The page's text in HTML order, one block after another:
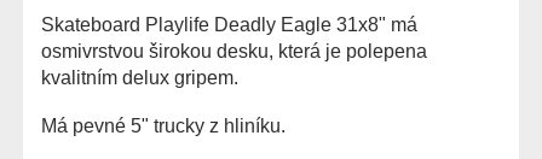
Skateboard Playlife Deadly Eagle 31x8" má
osmivrstvou širokou desku, která je polepena
kvalitním delux gripem.
Má pevné 5" trucky z hliníku.